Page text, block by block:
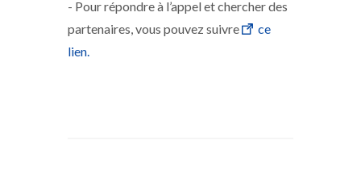
- Pour répondre à l’appel et chercher des
partenaires, vous pouvez suivre
ce
lien.